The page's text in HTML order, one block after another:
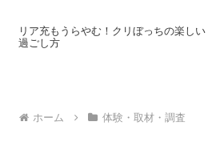
リア充もうらやむ！クリぼっちの楽しい
過ごし方
ホーム 体験・取材・調査